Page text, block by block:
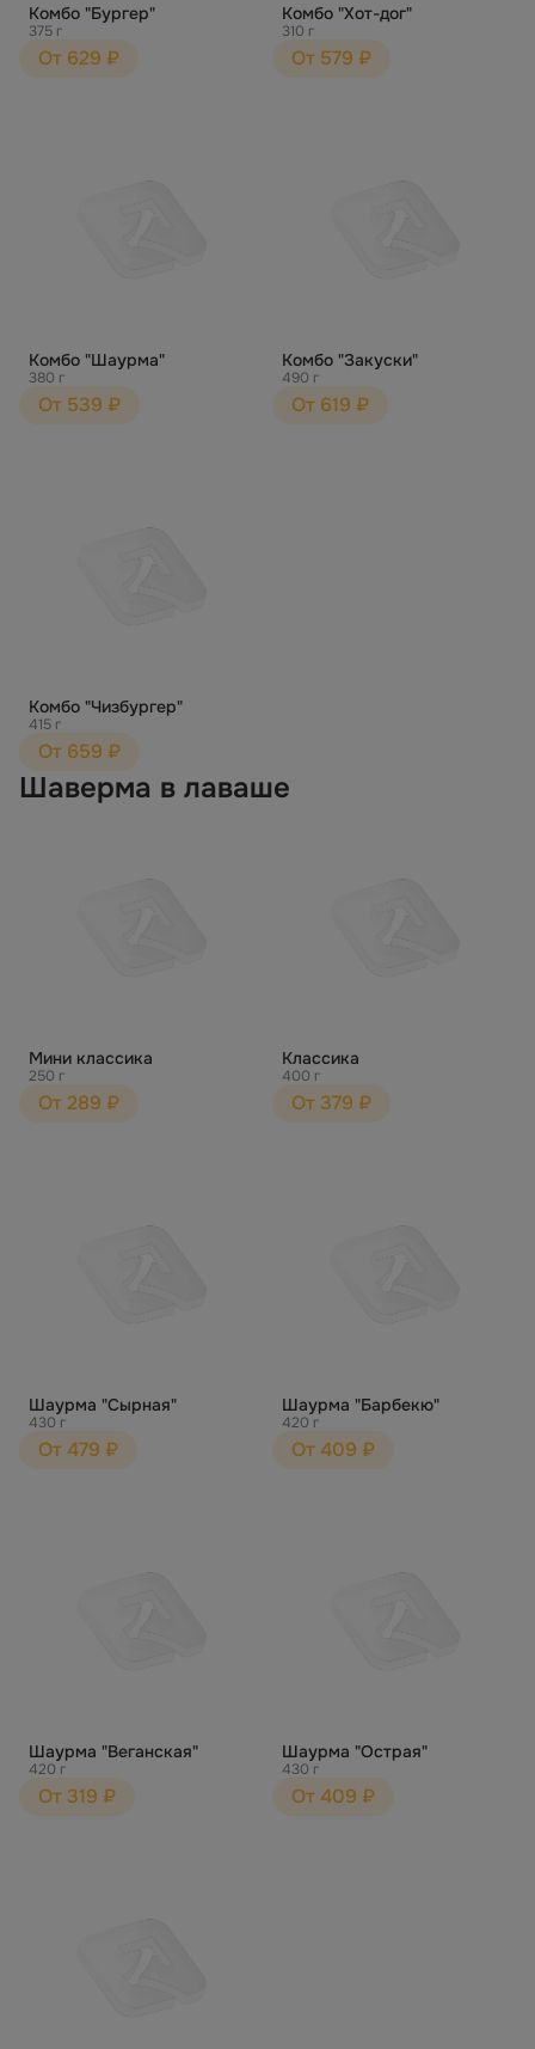
Комбо "Бургер"
375 г
От 629 ₽
Комбо "Хот-дог"
310 г
От 579 ₽
Комбо "Шаурма"
380 г
От 539 ₽
Комбо "Закуски"
490 г
От 619 ₽
Комбо "Чизбургер"
415 г
От 659 ₽
Шаверма в лаваше
Мини классика
250 г
От 289 ₽
Классика
400 г
От 379 ₽
Шаурма "Сырная"
430 г
От 479 ₽
Шаурма "Барбекю"
420 г
От 409 ₽
Шаурма "Веганская"
420 г
От 319 ₽
Шаурма "Острая"
430 г
От 409 ₽